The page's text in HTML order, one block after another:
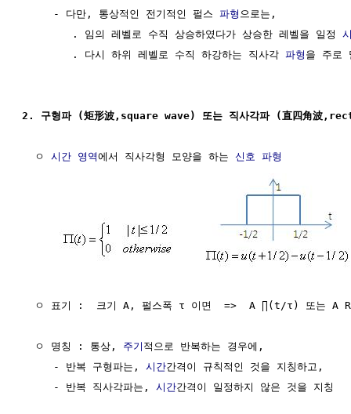
     - 다만, 통상적인 전기적인 펄스
파형 으로는,
        . 임의 레벨로 수직 상승하였다가 상승한 레벨을 일정
        . 다시 하위 레벨로 수직 하강하는 직사각
파형 을 주로
2. 구형파 (矩形波,square wave) 또는 직사각파 (直四角波
  ㅇ
시간 영역에서 직사각형 모양을 하는 신호 파형
ㅇ 표기 :  크기 A, 펄스폭 τ 이면  =>  A ∏(t/τ) 또는 A
  ㅇ 명칭 : 통상,
주기 적으로 반복하는 경우에,
     - 반복 구형파는,
시간간격이 규칙적인 것을 지칭하고,
     - 반복 직사각파는,
시간간격이 일정하지 않은 것을 지칭